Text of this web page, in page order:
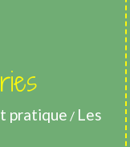
pratique / Les